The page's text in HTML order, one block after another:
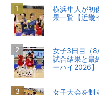
横浜隼人が
果一覧【近畿
女子3日目（
試合結果と最
ーハイ2026】
女子大会を